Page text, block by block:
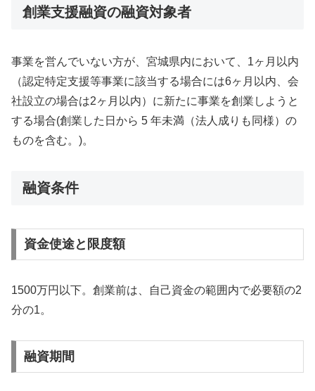
創業支援融資の融資対象者
事業を営んでいない方が、宮城県内において、1ヶ月以内
（認定特定支援等事業に該当する場合には6ヶ月以内、会
社設立の場合は2ヶ月以内）に新たに事業を創業しようと
する場合(創業した日から 5 年未満（法人成りも同様）の
ものを含む。)。
融資条件
資金使途と限度額
1500万円以下。創業前は、自己資金の範囲内で必要額の2
分の1。
融資期間